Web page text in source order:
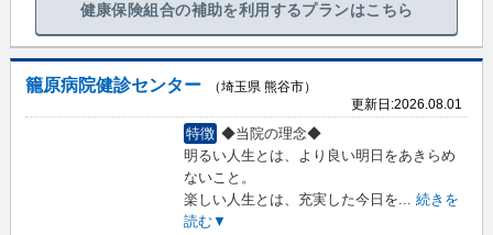
健康保険組合の補助を利用するプランはこちら
籠原病院健診センター
（埼玉県 熊谷市）
更新日:2026.08.01
特徴 ◆当院の理念◆
明るい人生とは、より良い明日をあきらめ
ないこと。
楽しい人生とは、充実した今日を
続きを
読む▼